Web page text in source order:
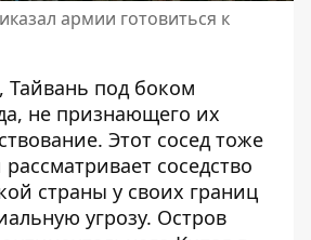
армии готовиться к
Тайвань под боком
не признающего их
Этот сосед тоже
соседство
страны у своих границ
угрозу. Остров